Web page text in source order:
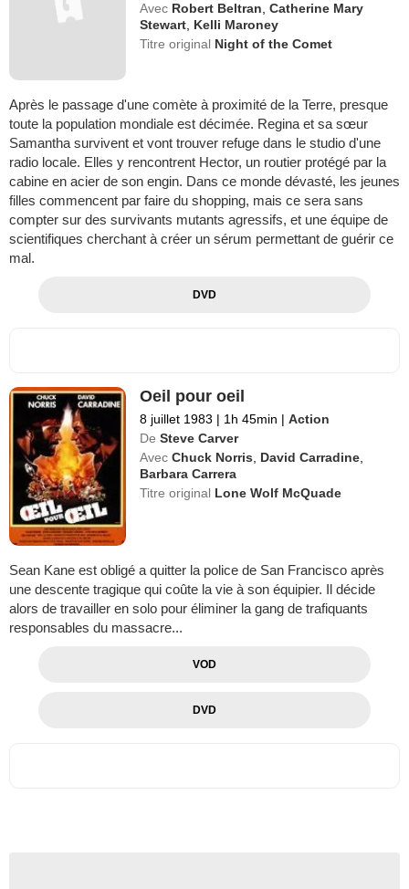
Avec Robert Beltran ,Catherine Mary
Stewart Kelli Maroney
Titre original Night of the Comet
Après le passage d'une comète à proximité de la Terre, presque
toute la population mondiale est décimée. Regina et sa sœur
Samantha survivent et vont trouver refuge dans le studio d'une
radio locale. Elles y rencontrent Hector, un routier protégé par la
cabine en acier de son engin. Dans ce monde dévasté, les jeunes
filles commencent par faire du shopping, mais ce sera sans
compter sur des survivants mutants agressifs, et une équipe de
scientifiques cherchant à créer un sérum permettant de guérir ce
mal.
DVD
Oeil pour oeil
8 juillet 1983 | 1h 45min | Action
De Steve Carver
Avec Chuck Norris David Carradine
Barbara Carrera
Titre original Lone Wolf McQuade
Sean Kane est obligé a quitter la police de San Francisco après
une descente tragique qui coûte la vie à son équipier. Il décide
alors de travailler en solo pour éliminer la gang de trafiquants
responsables du massacre...
VOD
DVD